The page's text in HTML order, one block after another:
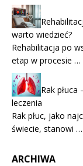
warto wiedzieć?
Rehabilitacja po
etap w procesie …
Rak
leczenia
Rak płuc, jako
świecie, stanowi …
ARCHIWA